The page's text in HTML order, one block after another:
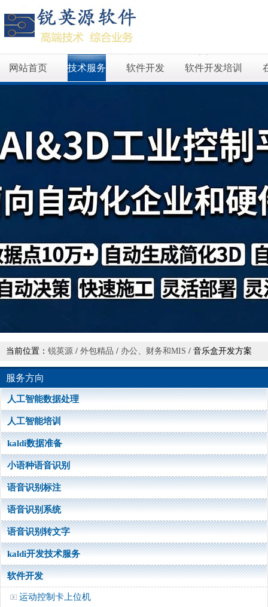
网站首页 技术服务 软件开发 软件开发培训
当前位置： 锐英源 / 外包精品 / 办公、财务和MIS / 音乐盒开发方案
服务方向
人工智能数据处理
人工智能培训
kaldi数据准备
小语种语音识别
语音识别标注
语音识别系统
语音识别转文字
kaldi开发技术服务
软件开发
运动控制卡上位机